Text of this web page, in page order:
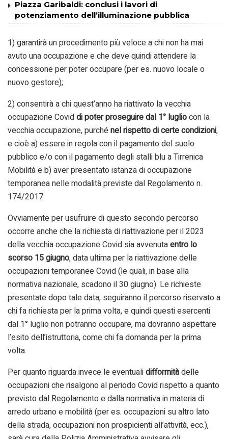
Piazza Garibaldi: conclusi i lavori di
potenziamento dell’illuminazione pubblica
1) garantirà un procedimento più veloce a chi non ha mai
avuto una occupazione e che deve quindi attendere la
concessione per poter occupare (per es. nuovo locale o
nuovo gestore);
2) consentirà a chi quest’anno ha riattivato la vecchia
occupazione Coviddi poter proseguiredal 1° lugliocon la
vecchia occupazione, purchénel rispetto di certe condizioni,
e cioè a) essere in regola con il pagamento del suolo
pubblico e/o con il pagamento degli stalli blu a Tirrenica
Mobilità e b) aver presentato istanza di occupazione
temporanea nelle modalità previste dal Regolamento n.
174/2017.
Ovviamente per usufruire di questo secondo percorso
occorre anche che la richiesta di riattivazione per il 2023
della vecchia occupazione Covid sia avvenutaentro lo
scorso 15 giugno, data ultima per la riattivazione delle
occupazioni temporanee Covid (le quali, in base alla
normativa nazionale, scadono il 30 giugno). Le richieste
presentate dopo tale data, seguiranno il percorso riservato a
chi fa richiesta per la prima volta, e quindi questi esercenti
dal 1° luglio non potranno occupare, ma dovranno aspettare
l’esito dell’istruttoria, come chi fa domanda per la prima
volta.
Per quanto riguarda invece le eventualidifformitàdelle
occupazioni che risalgono al periodo Covid rispetto a quanto
previsto dal Regolamento e dalla normativa in materia di
arredo urbano e mobilità (per es. occupazioni su altro lato
della strada, occupazioni non prospicienti all’attività, ecc.),